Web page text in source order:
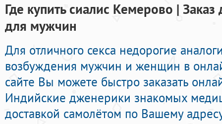
Где купить сиалис Кемерово |
для мужчин
Для отличного секса недорогие
возбуждения мужчин и женщин в
сайте Вы можете быстро заказать
Индийские дженерики знакомых
доставкой самолётом по Вашему